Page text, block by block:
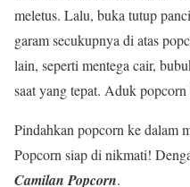
meletus. Lalu, buka tutup
garam secukupnya di atas
lain, seperti mentega cair,
saat yang tepat. Aduk
Pindahkan popcorn ke dalam
Popcorn siap di nikmati!
Camilan Popcorn.